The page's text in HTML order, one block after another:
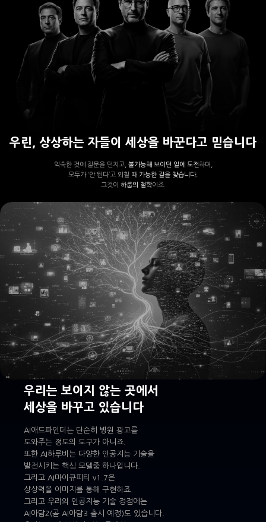
우린, 상상하는 자들이 세상을 바꾼다고 믿습니다
익숙한 것에 질문을 던지고, 불가능해 보이던 일에 도전하며,
모두가 ‘안 된다’고 외칠 때 가능한 길을 찾습니다.
그것이 하룹의 철학이죠.
우리는 보이지 않는 곳에서
세상을 바꾸고 있습니다
AI애드파인더는 단순히 병원 광고를
도와주는 정도의 도구가 아니죠.
또한 AI하루비는 다양한 인공지능 기술을
발전시키는 핵심 모델중 하나입니다.
그리고 AI마이큐피티 v1.7은
상상력을 이미지를 통해 구현하죠.
그리고 우리의 인공지능 기술 정점에는
AI아담2(곧 AI아담3 출시 예정)도 있습니다.